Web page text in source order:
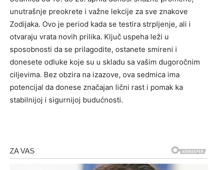
unutrašnje preokrete i važne lekcije za sve znakove
Zodijaka. Ovo je period kada se testira strpljenje, ali i
otvaraju vrata novih prilika. Ključ uspeha leži u
sposobnosti da se prilagodite, ostanete smireni i
donesete odluke koje su u skladu sa vašim dugoročnim
ciljevima. Bez obzira na izazove, ova sedmica ima
potencijal da donese značajan lični rast i pomak ka
stabilnijoj i sigurnijoj budućnosti.